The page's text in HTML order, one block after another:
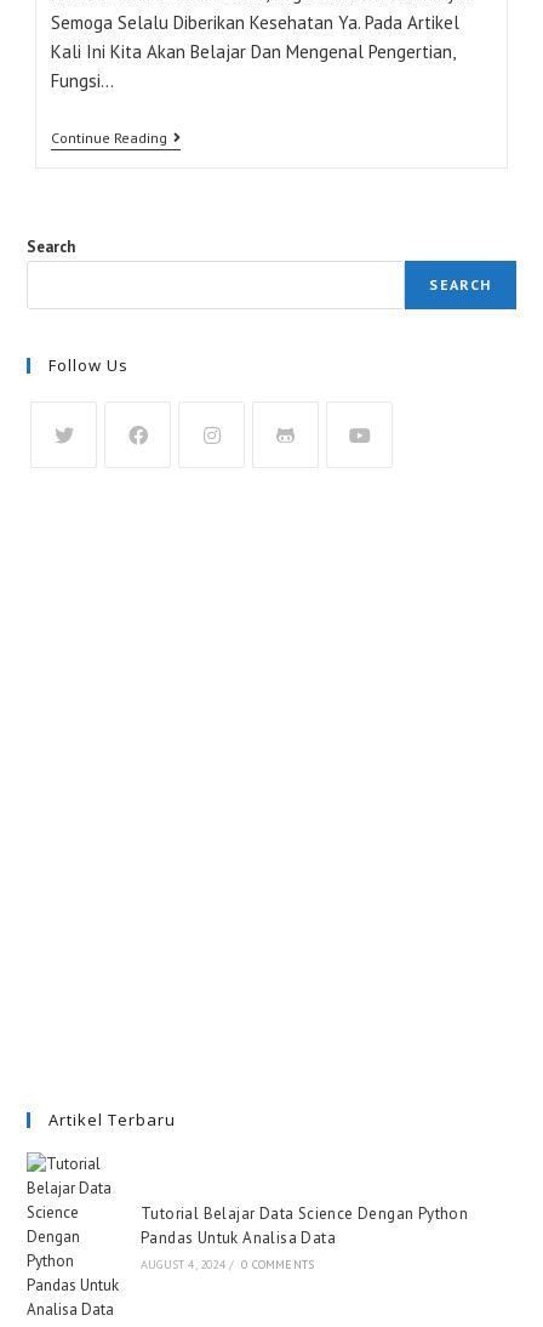
Semoga Selalu Diberikan Kesehatan Ya. Pada Artikel
Kali Ini Kita Akan Belajar Dan Mengenal Pengertian,
Fungsi…
Continue Reading Mengenal
Pengertian,
Search
SEARCH
Follow Us
Artikel Terbaru
Tutorial Belajar Data Science Dengan Python
Pandas Untuk Analisa Data
AUGUST 4, 2024 / 0 COMMENTS